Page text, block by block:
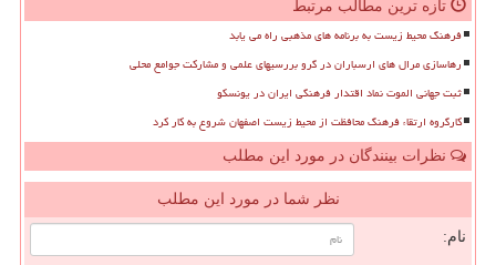
تازه ترین مطالب مرتبط
فرهنگ محیط زیست به برنامه های مذهبی راه می یابد
رهاسازی مرال های ارسباران در گرو بررسیهای علمی و مشارکت جوامع محلی
ثبت جهانی الموت نماد اقتدار فرهنگی ایران در یونسکو
کارگروه ارتقاء فرهنگ محافظت از محیط زیست اصفهان شروع به کار کرد
نظرات بینندگان در مورد این مطلب
نظر شما در مورد این مطلب
نام: